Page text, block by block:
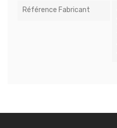
Référence Fabricant